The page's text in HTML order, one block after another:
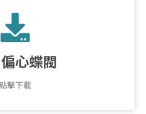
心蝶閥
擊下載